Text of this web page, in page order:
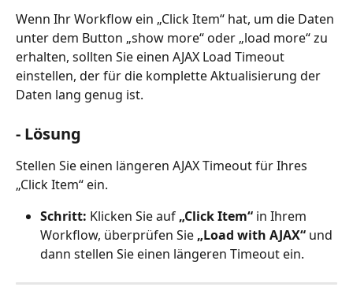
Wenn Ihr Workflow ein „Click Item“ hat, um die Daten
unter dem Button „show more“ oder „load more“ zu
erhalten, sollten Sie einen AJAX Load Timeout
einstellen, der für die komplette Aktualisierung der
Daten lang genug ist.
- Lösung
Stellen Sie einen längeren AJAX Timeout für Ihres
„Click Item“ ein.
Schritt: Klicken Sie auf „Click Item“ in Ihrem
Workflow, überprüfen Sie „Load with AJAX“ und
dann stellen Sie einen längeren Timeout ein.